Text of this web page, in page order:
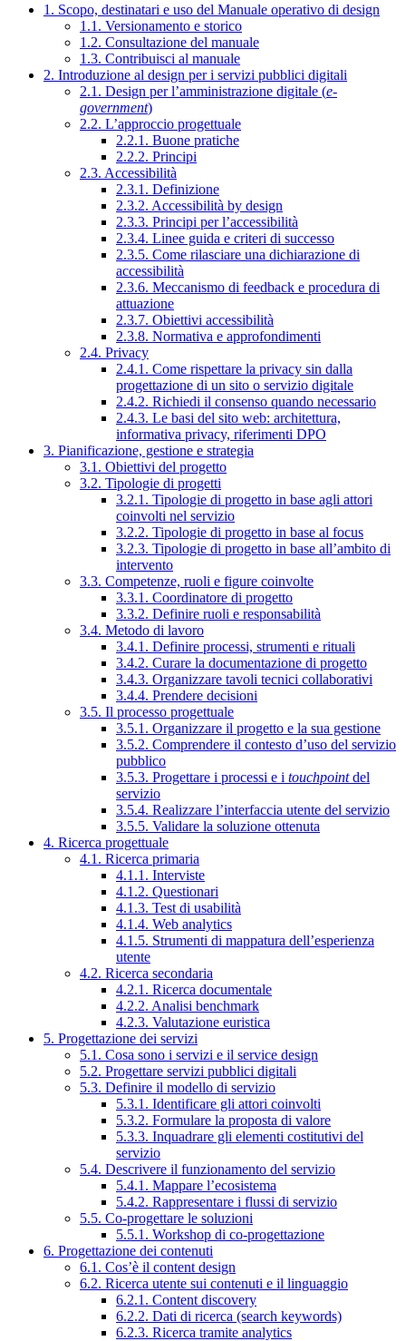
1. Scopo, destinatari e uso del Manuale operativo di design
1.1. Versionamento e storico
1.2. Consultazione del manuale
1.3. Contribuisci al manuale
2. Introduzione al design per i servizi pubblici digitali
2.1. Design per l’amministrazione digitale (e-
government)
2.2. L’approccio progettuale
2.2.1. Buone pratiche
2.2.2. Principi
2.3. Accessibilità
2.3.1. Definizione
2.3.2. Accessibilità by design
2.3.3. Principi per l’accessibilità
2.3.4. Linee guida e criteri di successo
2.3.5. Come rilasciare una dichiarazione di
accessibilità
2.3.6. Meccanismo di feedback e procedura di
attuazione
2.3.7. Obiettivi accessibilità
2.3.8. Normativa e approfondimenti
2.4. Privacy
2.4.1. Come rispettare la privacy sin dalla
progettazione di un sito o servizio digitale
2.4.2. Richiedi il consenso quando necessario
2.4.3. Le basi del sito web: architettura,
informativa privacy, riferimenti DPO
3. Pianificazione, gestione e strategia
3.1. Obiettivi del progetto
3.2. Tipologie di progetti
3.2.1. Tipologie di progetto in base agli attori
coinvolti nel servizio
3.2.2. Tipologie di progetto in base al focus
3.2.3. Tipologie di progetto in base all’ambito di
intervento
3.3. Competenze, ruoli e figure coinvolte
3.3.1. Coordinatore di progetto
3.3.2. Definire ruoli e responsabilità
3.4. Metodo di lavoro
3.4.1. Definire processi, strumenti e rituali
3.4.2. Curare la documentazione di progetto
3.4.3. Organizzare tavoli tecnici collaborativi
3.4.4. Prendere decisioni
3.5. Il processo progettuale
3.5.1. Organizzare il progetto e la sua gestione
3.5.2. Comprendere il contesto d’uso del servizio
pubblico
3.5.3. Progettare i processi e i touchpointdel
servizio
3.5.4. Realizzare l’interfaccia utente del servizio
3.5.5. Validare la soluzione ottenuta
4. Ricerca progettuale
4.1. Ricerca primaria
4.1.1. Interviste
4.1.2. Questionari
4.1.3. Test di usabilità
4.1.4. Web analytics
4.1.5. Strumenti di mappatura dell’esperienza
utente
4.2. Ricerca secondaria
4.2.1. Ricerca documentale
4.2.2. Analisi benchmark
4.2.3. Valutazione euristica
5. Progettazione dei servizi
5.1. Cosa sono i servizi e il service design
5.2. Progettare servizi pubblici digitali
5.3. Definire il modello di servizio
5.3.1. Identificare gli attori coinvolti
5.3.2. Formulare la proposta di valore
5.3.3. Inquadrare gli elementi costitutivi del
servizio
5.4. Descrivere il funzionamento del servizio
5.4.1. Mappare l’ecosistema
5.4.2. Rappresentare i flussi di servizio
5.5. Co-progettare le soluzioni
5.5.1. Workshop di co-progettazione
6. Progettazione dei contenuti
6.1. Cos’è il content design
6.2. Ricerca utente sui contenuti e il linguaggio
6.2.1. Content discovery
6.2.2. Dati di ricerca (search keywords)
6.2.3. Ricerca tramite analytics